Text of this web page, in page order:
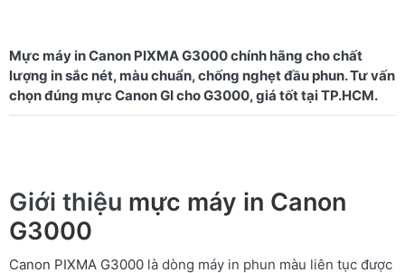
Mực máy in Canon PIXMA G3000 chính hãng cho chất
lượng in sắc nét, màu chuẩn, chống nghẹt đầu phun. Tư vấn
Giới thiệu mực máy in Canon
G3000
Canon PIXMA G3000 là dòng máy in phun màu liên tục được